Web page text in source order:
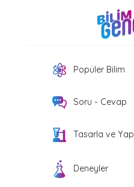
Popüler Bilim
Soru - Cevap
Tasarla ve Yap
Deneyler